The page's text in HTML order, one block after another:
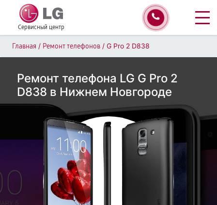
Сервисный центр
Главная / Ремонт телефонов / G Pro 2 D838
Ремонт телефона LG G Pro 2
D838 в Нижнем Новгороде